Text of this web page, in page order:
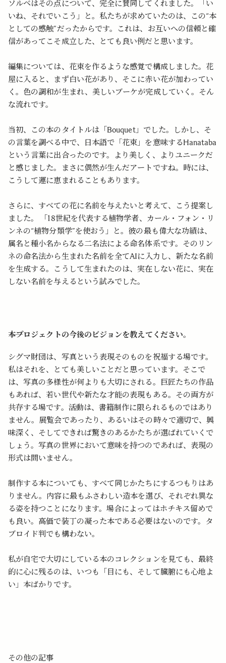
ソルベはその点について、完全に賛同してくれました。「い
いね、それでいこう」と。私たちが求めていたのは、この“本
としての感触”だったからです。これは、お互いへの信頼と確
信があってこそ成立した、とても良い例だと思います。
編集については、花束を作るような感覚で構成しました。花
屋に入ると、まず白い花があり、そこに赤い花が加わってい
く。色の調和が生まれ、美しいブーケが完成していく。そん
な流れです。
当初、この本のタイトルは「Bouquet」でした。しかし、そ
の言葉を調べる中で、日本語で「花束」を意味するHanataba
という言葉に出合ったのです。より美しく、よりユニークだ
と感じました。まさに偶然が生んだアートですね。時には、
こうして運に恵まれることもあります。
さらに、すべての花に名前を与えたいと考えて、こう提案し
ました。 「18世紀を代表する植物学者、カール・フォン・リ
ンネの“植物分類学”を使おう」と。彼の最も偉大な功績は、
属名と種小名からなる二名法による命名体系です。そのリン
ネの命名法から生まれた名前を全てAIに入力し、新たな名前
を生成する。こうして生まれたのは、実在しない花に、実在
しない名前を与えるという試みでした。
――本プロジェクトの今後のビジョンを教えてください。
シグマ財団は、写真という表現そのものを祝福する場です。
私はそれを、とても美しいことだと思っています。そこで
は、写真の多様性が何よりも大切にされる。巨匠たちの作品
もあれば、若い世代や新たな才能の表現もある。その両方が
共存する場です。活動は、書籍制作に限られるものではあり
ません。展覧会であったり、あるいはその時々で適切で、興
味深く、そしてできれば驚きのあるかたちが選ばれていくで
しょう。写真の世界において意味を持つのであれば、表現の
形式は問いません。
制作する本についても、すべて同じかたちにするつもりはあ
りません。内容に最もふさわしい造本を選び、それぞれ異な
る姿を持つことになります。場合によってはホチキス留めで
も良い。高価で装丁の凝った本である必要はないのです。タ
ブロイド判でも構わない。
私が自宅で大切にしている本のコレクションを見ても、最終
的に心に残るのは、いつも「目にも、そして臓腑にも心地よ
い」本ばかりです。
その他の記事